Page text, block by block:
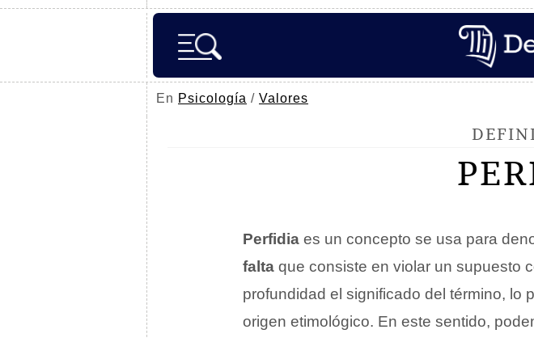
En Psicología / Valores
Perfidia es un concepto se usa para
falta que consiste en violar un supuesto
profundidad el significado del término, lo
origen etimológico. En este sentido,